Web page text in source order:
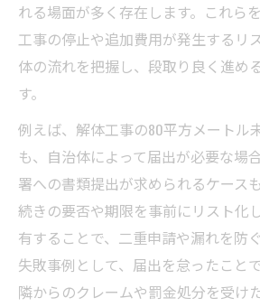
れる場面が多く存在します。これら
工事の停止や追加費用が発生するリ
体の流れを把握し、段取り良く進め
す。
例えば、解体工事の80平方メートル
も、自治体によって届出が必要な場
署への書類提出が求められるケース
続きの要否や期限を事前にリスト化
有することで、二重申請や漏れを防
失敗事例として、届出を怠ったこと
隣からのクレームや罰金処分を受け